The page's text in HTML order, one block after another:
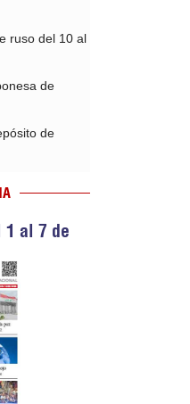
ruso del 10 al
de
de
1 al 7 de